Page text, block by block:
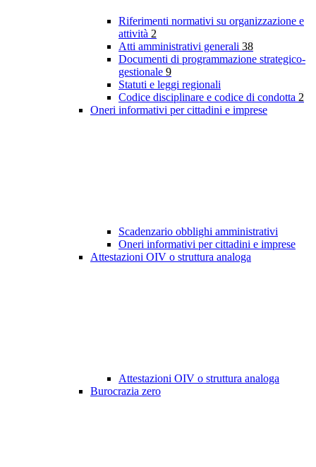
Riferimenti normativi su organizzazione e
attività 2
Atti amministrativi generali 38
Documenti di programmazione strategico-
gestionale 9
Statuti e leggi regionali
Codice disciplinare e codice di condotta 2
Oneri informativi per cittadini e imprese
Scadenzario obblighi amministrativi
Oneri informativi per cittadini e imprese
Attestazioni OIV o struttura analoga
Attestazioni OIV o struttura analoga
Burocrazia zero